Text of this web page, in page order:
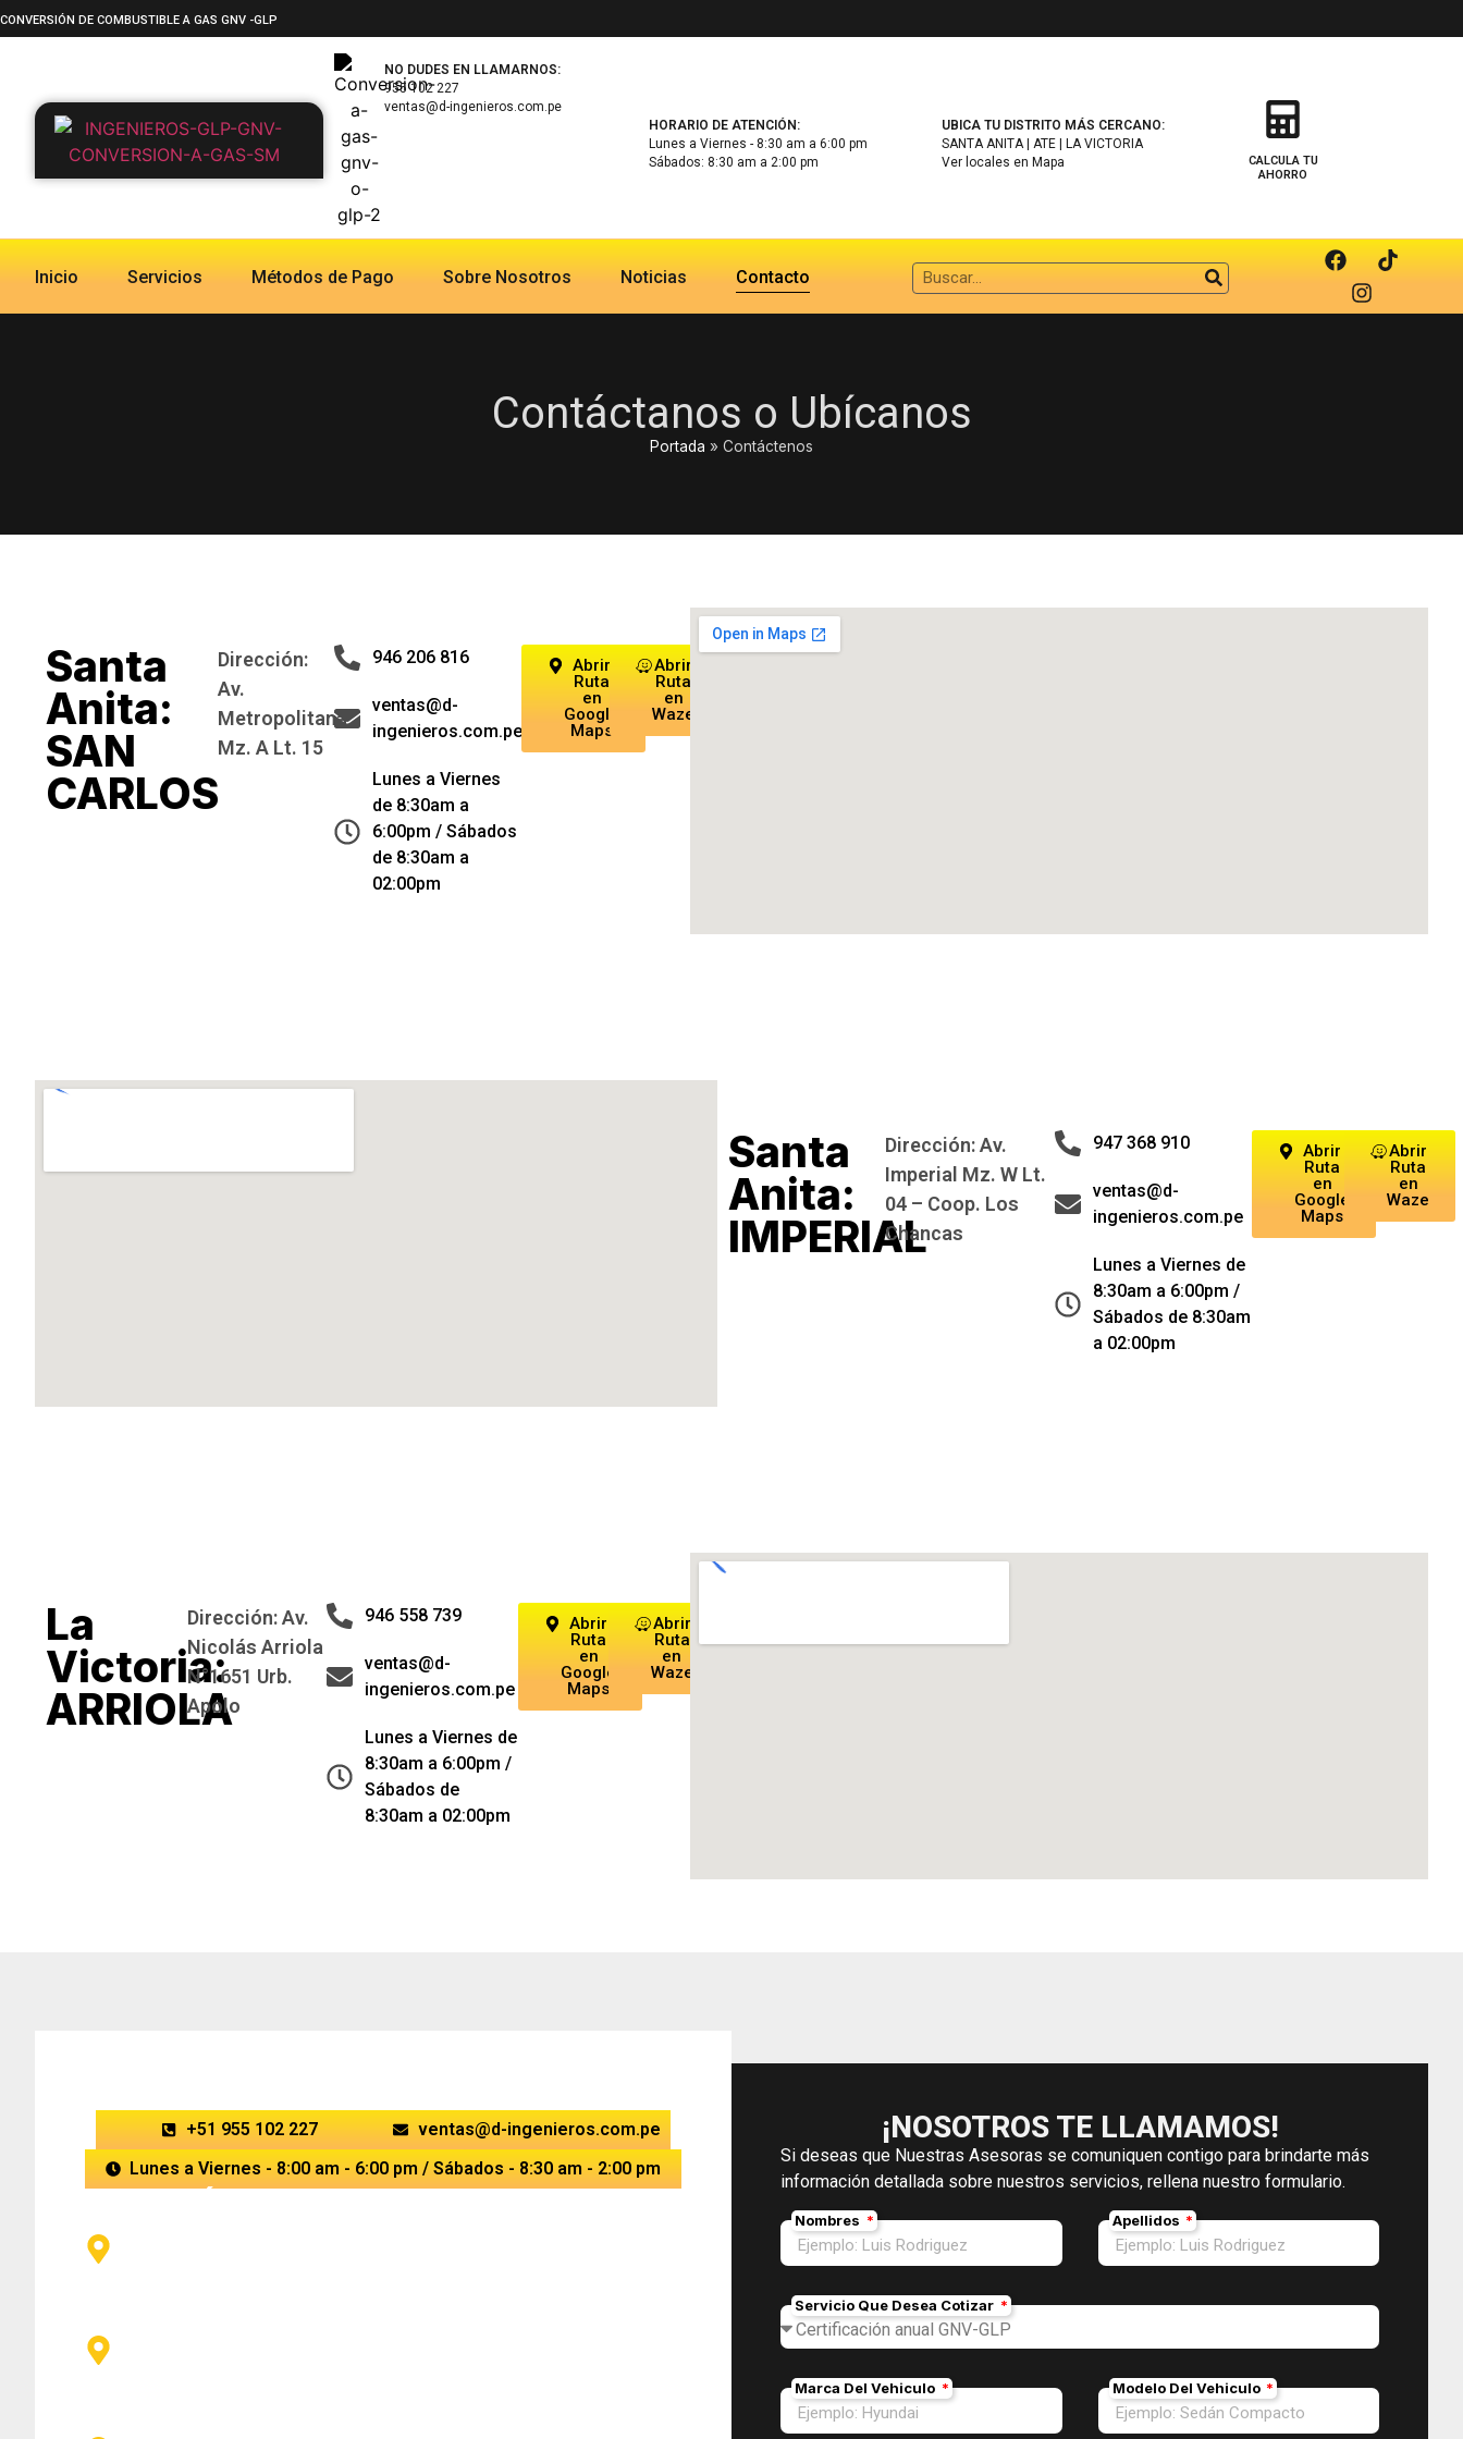
CONVERSIÓN DE COMBUSTIBLE A GAS GNV -GLP
NO DUDES EN LLAMARNOS:
955 102 227
ventas@d-ingenieros.com.pe
HORARIO DE ATENCIÓN:
Lunes a Viernes - 8:30 am a 6:00 pm
Sábados: 8:30 am a 2:00 pm
UBICA TU DISTRITO MÁS CERCANO:
SANTA ANITA | ATE | LA VICTORIA
Ver locales en Mapa
CALCULA TU
AHORRO
Inicio Servicios Métodos de Pago Sobre Nosotros Noticias Contacto
Contáctanos o Ubícanos
Portada » Contáctenos
Santa
Anita:
SAN
CARLOS
Dirección:
Av.
Metropolitana
Mz. A Lt. 15
946 206 816
ventas@d-
ingenieros.com.pe
Lunes a Viernes
de 8:30am a
6:00pm / Sábados
de 8:30am a
02:00pm
Abrir
Ruta
en
Google
Maps
Abrir
Ruta
en
Waze
Santa
Anita:
IMPERIAL
Dirección: Av.
Imperial Mz. W Lt.
04 – Coop. Los
Chancas
947 368 910
ventas@d-
ingenieros.com.pe
Lunes a Viernes de
8:30am a 6:00pm /
Sábados de 8:30am
a 02:00pm
Abrir
Ruta
en
Google
Maps
Abrir
Ruta
en
Waze
La
Victoria:
ARRIOLA
Dirección: Av.
Nicolás Arriola
N°1651 Urb.
Apolo
946 558 739
ventas@d-
ingenieros.com.pe
Lunes a Viernes de
8:30am a 6:00pm /
Sábados de
8:30am a 02:00pm
Abrir
Ruta
en
Google
Maps
Abrir
Ruta
en
Waze
+51 955 102 227
ventas@d-ingenieros.com.pe
Lunes a Viernes - 8:00 am - 6:00 pm / Sábados - 8:30 am - 2:00 pm
¡NOSOTROS TE LLAMAMOS!
Si deseas que Nuestras Asesoras se comuniquen contigo para brindarte más
información detallada sobre nuestros servicios, rellena nuestro formulario.
Nombres Apellidos
Servicio Que Desea Cotizar
Marca Del Vehiculo Modelo Del Vehiculo